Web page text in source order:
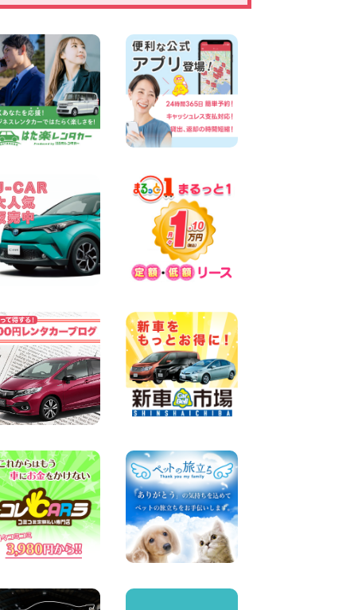
県 四日市インター店
100円レンタカー 四日市インター
2026年08月07日
夏季休暇のお知らせ 東京都
墨田両国店
100円レンタカー 墨田両国
2026年08月07日
三河安城店 8月後半のレンタ
ーご予約受付中です! 愛知県
100円レンタカー 三河安城
2026年08月07日
お盆シーズン空きあり!!100円
レンタカー兵庫駅前店OPEN!!
兵庫県 兵庫駅前店
100円レンタカー 兵庫駅前
2026年08月07日
墨田文花店
100円レンタカー 墨田文花
2026年08月07日
8月 お盆休みのお知らせ 広島
県 ベイシティ宇品店
100円レンタカー ベイシティ宇品
2026年08月07日
横浜弥生台店限定!!夏季特別
奈川県 横浜弥生台店
100円レンタカー 横浜弥生台
2026年08月07日
お盆も休まず営業します! 神
奈川県 横浜旭南本宿町店
100円レンタカー 横浜旭南本宿町
2026年08月07日
お引越しに便利で最適!(禁煙
100円レンタカー 坂出川津
2026年08月07日